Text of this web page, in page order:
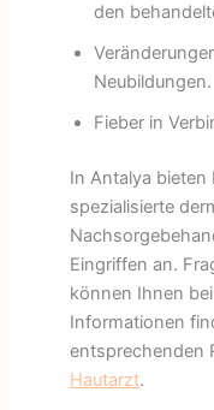
den
Neubildungen.
Fieber in
In Antalya bieten
spezialisierte
Eingriffen an.
können Ihnen
Informationen
entsprechenden
Hautarzt.